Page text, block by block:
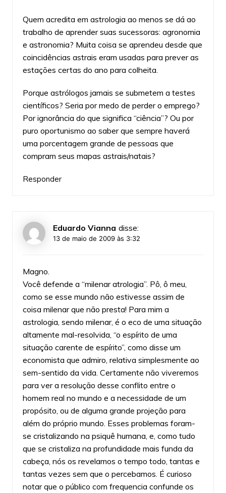
Quem acredita em astrologia ao menos se dá ao
trabalho de aprender suas sucessoras: agronomia
e astronomia? Muita coisa se aprendeu desde que
coincidências astrais eram usadas para prever as
estações certas do ano para colheita.
Porque astrólogos jamais se submetem a testes
científicos? Seria por medo de perder o emprego?
Por ignorância do que significa “ciência”? Ou por
puro oportunismo ao saber que sempre haverá
uma porcentagem grande de pessoas que
compram seus mapas astrais/natais?
Responder
Eduardo Vianna disse:
13 de maio de 2009 às 3:32
Magno.
Você defende a “milenar atrologia”. Pô, ô meu,
como se esse mundo não estivesse assim de
coisa milenar que não presta! Para mim a
astrologia, sendo milenar, é o eco de uma situação
altamente mal-resolvida, “o espírito de uma
situação carente de espírito”, como disse um
economista que admiro, relativa simplesmente ao
sem-sentido da vida. Certamente não viveremos
para ver a resolução desse conflito entre o
homem real no mundo e a necessidade de um
propósito, ou de alguma grande projeção para
além do próprio mundo. Esses problemas foram-
se cristalizando na psiquê humana, e, como tudo
que se cristaliza na profundidade mais funda da
cabeça, nós os revelamos o tempo todo, tantas e
tantas vezes sem que o percebamos. É curioso
notar que o público com frequencia confunde os